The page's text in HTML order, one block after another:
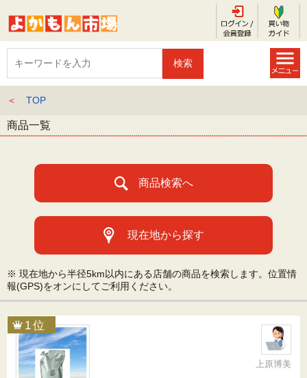
＜ TOP
商品一覧
商品検索へ
現在地から探す
※ 現在地から半径5km以内にある店舗の商品を検索します。位置情
報(GPS)をオンにしてご利用ください。
上原博美